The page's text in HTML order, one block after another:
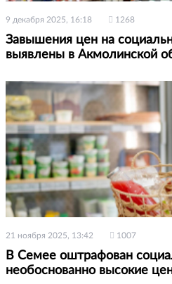
9 декабря 2025, 16:18 1268
Завышения цен на
выявлены в Акмолинской
21 ноября 2025, 13:42 1007
В Семее оштрафован
необоснованно высокие